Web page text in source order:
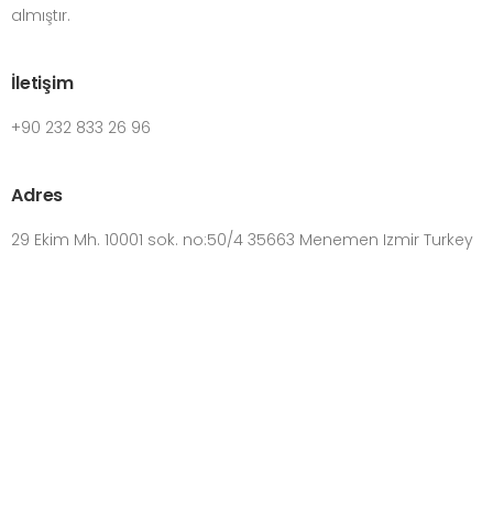
almıştır.
İletişim
+90 232 833 26 96
Adres
29 Ekim Mh. 10001 sok. no:50/4 35663 Menemen Izmir Turkey